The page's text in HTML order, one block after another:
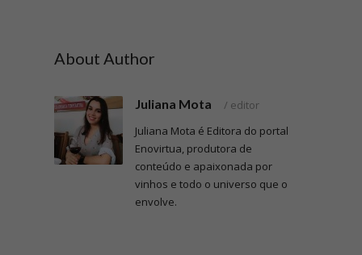
About Author
Juliana Mota / editor
Juliana Mota é Editora do portal
Enovirtua, produtora de
conteúdo e apaixonada por
vinhos e todo o universo que o
envolve.